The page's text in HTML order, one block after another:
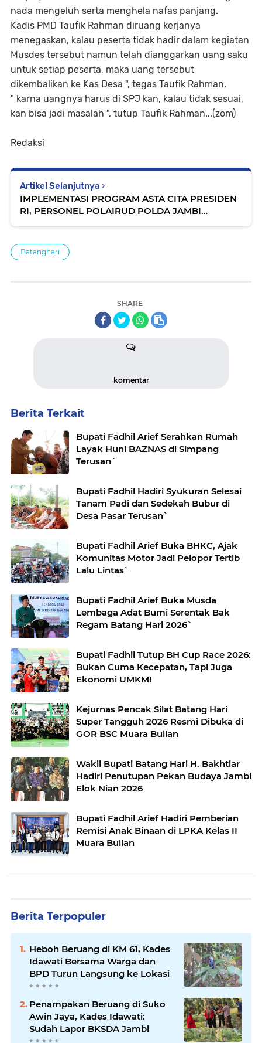
nada mengeluh serta menghela nafas panjang.
Kadis PMD Taufik Rahman diruang kerjanya
menegaskan, kalau peserta tidak hadir dalam kegiatan
Musdes tersebut namun telah dianggarkan uang saku
untuk setiap peserta, maka uang tersebut
dikembalikan ke Kas Desa ", tegas Taufik Rahman.
" karna uangnya harus di SPJ kan, kalau tidak sesuai,
kan bisa jadi masalah ", tutup Taufik Rahman...(zom)
Redaksi
Artikel Selanjutnya
IMPLEMENTASI PROGRAM ASTA CITA PRESIDEN
RI, PERSONEL POLAIRUD POLDA JAMBI
Batanghari
SHARE
komentar
Berita Terkait
Bupati Fadhil Arief Serahkan Rumah
Layak Huni BAZNAS di Simpang
Terusan`
Bupati Fadhil Hadiri Syukuran Selesai
Tanam Padi dan Sedekah Bubur di
Desa Pasar Terusan`
Bupati Fadhil Arief Buka BHKC, Ajak
Komunitas Motor Jadi Pelopor Tertib
Lalu Lintas`
Bupati Fadhil Arief Buka Musda
Lembaga Adat Bumi Serentak Bak
Regam Batang Hari 2026`
Bupati Fadhil Tutup BH Cup Race 2026:
Bukan Cuma Kecepatan, Tapi Juga
Ekonomi UMKM!
Kejurnas Pencak Silat Batang Hari
Super Tangguh 2026 Resmi Dibuka di
GOR BSC Muara Bulian
Wakil Bupati Batang Hari H. Bakhtiar
Hadiri Penutupan Pekan Budaya Jambi
Elok Nian 2026
Bupati Fadhil Arief Hadiri Pemberian
Remisi Anak Binaan di LPKA Kelas II
Muara Bulian
Berita Terpopuler
Heboh Beruang di KM 61, Kades
Idawati Bersama Warga dan
BPD Turun Langsung ke Lokasi
Penampakan Beruang di Suko
Awin Jaya, Kades Idawati:
Sudah Lapor BKSDA Jambi